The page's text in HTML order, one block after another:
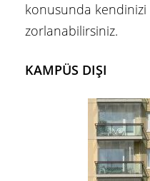
konusunda
zorlanabilirsiniz.
KAMPÜS DIŞI